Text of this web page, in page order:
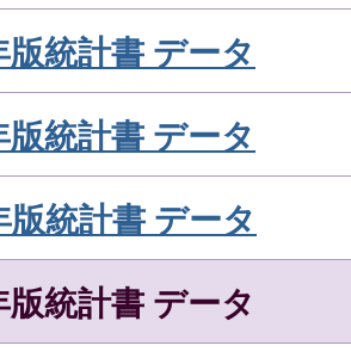
統計書 データ
統計書 データ
統計書 データ
統計書 データ